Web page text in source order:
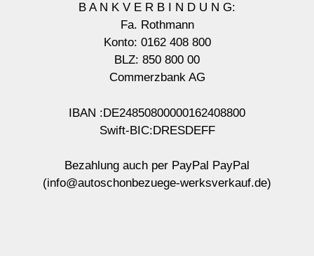
B A N K V E R B I N D U N G:
Fa. Rothmann
Konto: 0162 408 800
BLZ: 850 800 00
Commerzbank AG
IBAN :DE24850800000162408800
Swift-BIC:DRESDEFF
Bezahlung auch per PayPal PayPal
(info@autoschonbezuege-werksverkauf.de)